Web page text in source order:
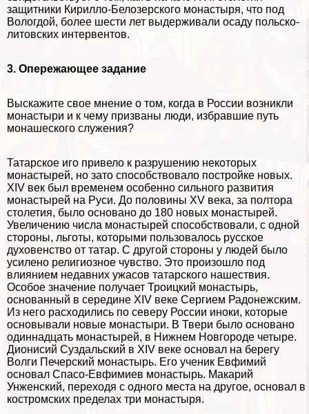
защитники Кирилло-Белозерского монастыря, что под
Вологдой, более шести лет выдерживали осаду польско-
литовских интервентов.
3. Опережающее задание
Выскажите свое мнение о том, когда в России возникли
монастыри и к чему призваны люди, избравшие путь
монашеского служения?
Татарское иго привело к разрушению некоторых
монастырей, но зато способствовало постройке новых.
XIV век был временем особенно сильного развития
монастырей на Руси. До половины XV века, за полтора
столетия, было основано до 180 новых монастырей.
Увеличению числа монастырей способствовали, с одной
стороны, льготы, которыми пользовалось русское
духовенство от татар. С другой стороны у людей было
усилено религиозное чувство. Это произошло под
влиянием недавних ужасов татарского нашествия.
Особое значение получает Троицкий монастырь,
основанный в середине XIV веке Сергием Радонежским.
Из него расходились по северу России иноки, которые
основывали новые монастыри. В Твери было основано
одиннадцать монастырей, в Нижнем Новгороде четыре.
Дионисий Суздальский в XIV веке основал на берегу
Волги Печерский монастырь. Его ученик Евфимий
основал Спасо-Евфимиев монастырь. Макарий
Унженский, переходя с одного места на другое, основал в
костромских пределах три монастыря.